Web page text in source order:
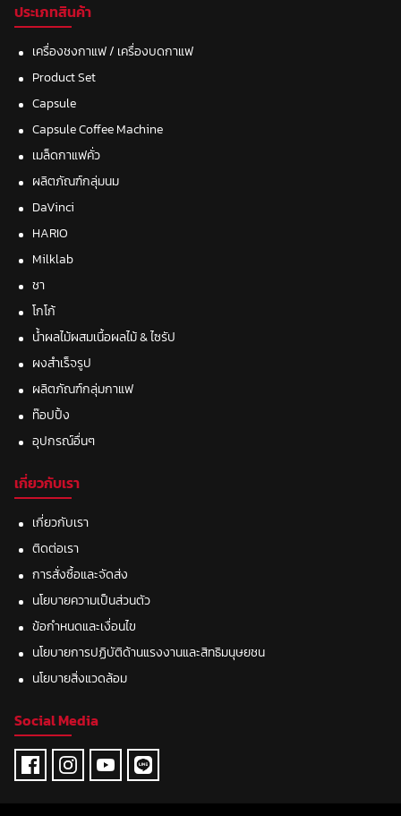
ประเภทสินค้า
เครื่องชงกาแฟ / เครื่องบดกาแฟ
Product Set
Capsule
Capsule Coffee Machine
เมล็ดกาแฟคั่ว
ผลิตภัณฑ์กลุ่มนม
DaVinci
HARIO
Milklab
ชา
โกโก้
น้ำผลไม้ผสมเนื้อผลไม้ & ไซรัป
ผงสำเร็จรูป
ผลิตภัณฑ์กลุ่มกาแฟ
ท๊อปปิ้ง
อุปกรณ์อื่นๆ
เกี่ยวกับเรา
เกี่ยวกับเรา
ติดต่อเรา
การสั่งซื้อและจัดส่ง
นโยบายความเป็นส่วนตัว
ข้อกำหนดและเงื่อนไข
นโยบายการปฏิบัติด้านแรงงานและสิทธิมนุษยชน
นโยบายสิ่งแวดล้อม
Social Media